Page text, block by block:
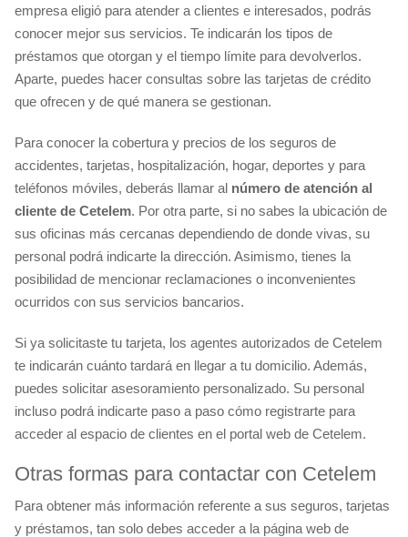
empresa eligió para atender a clientes e interesados, podrás
conocer mejor sus servicios. Te indicarán los tipos de
préstamos que otorgan y el tiempo límite para devolverlos.
Aparte, puedes hacer consultas sobre las tarjetas de crédito
que ofrecen y de qué manera se gestionan.
Para conocer la cobertura y precios de los seguros de
accidentes, tarjetas, hospitalización, hogar, deportes y para
teléfonos móviles, deberás llamar al número de atención al
cliente de Cetelem. Por otra parte, si no sabes la ubicación de
sus oficinas más cercanas dependiendo de donde vivas, su
personal podrá indicarte la dirección. Asimismo, tienes la
posibilidad de mencionar reclamaciones o inconvenientes
ocurridos con sus servicios bancarios.
Si ya solicitaste tu tarjeta, los agentes autorizados de Cetelem
te indicarán cuánto tardará en llegar a tu domicilio. Además,
puedes solicitar asesoramiento personalizado. Su personal
incluso podrá indicarte paso a paso cómo registrarte para
acceder al espacio de clientes en el portal web de Cetelem.
Otras formas para contactar con Cetelem
Para obtener más información referente a sus seguros, tarjetas
y préstamos, tan solo debes acceder a la página web de